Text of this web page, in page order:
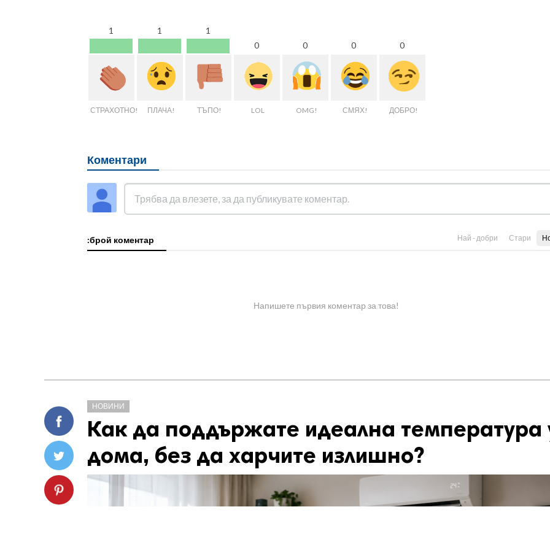
1
СТРАХОТНО!
1
ПЛАЧА!
1
ТЪПО!
0
LOL
0
OMG!
0
СМЯХ!
0
ДОБРО!
Коментари
:брой коментар Най - добри Стари
Напишете първия коментар за това!
НОВИНИ
Как да поддържате идеална температура
дома, без да харчите излишно?